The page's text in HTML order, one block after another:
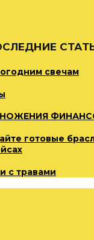
свечам
готовые
с травами